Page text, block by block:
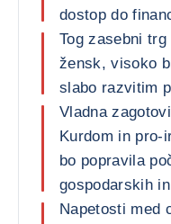
dostop do
Tog zasebni
žensk, visoko
slabo razvitim
Vladna
Kurdom in pro-
bo popravila
gospodarskih
Napetosti med